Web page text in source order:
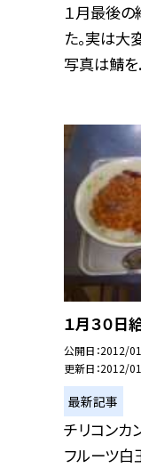
１月最後の
た。実は大
写真は鯖を
１月３０日
公開日 2012/
更新日 2012/
最新記事
チリコンカ
フルーツ白